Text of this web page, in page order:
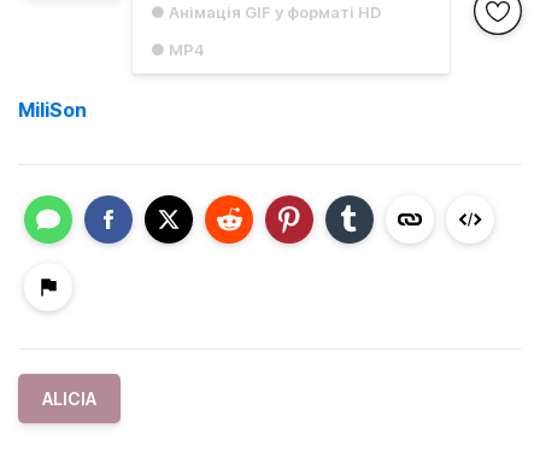
● Анімація GIF у форматі HD
● MP4
MiliSon
ALICIA